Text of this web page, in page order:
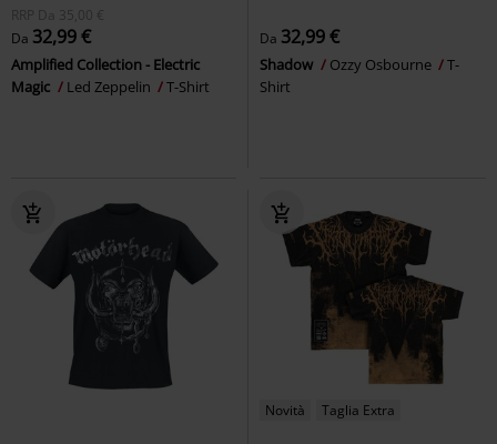
RRP
Da
35,00 €
Da 32,99 €
Amplified Collection - Electric
Magic
Led Zeppelin T-Shirt
Da 32,99 €
Shadow Ozzy Osbourne
T-
Shirt
Novità Taglia Extra